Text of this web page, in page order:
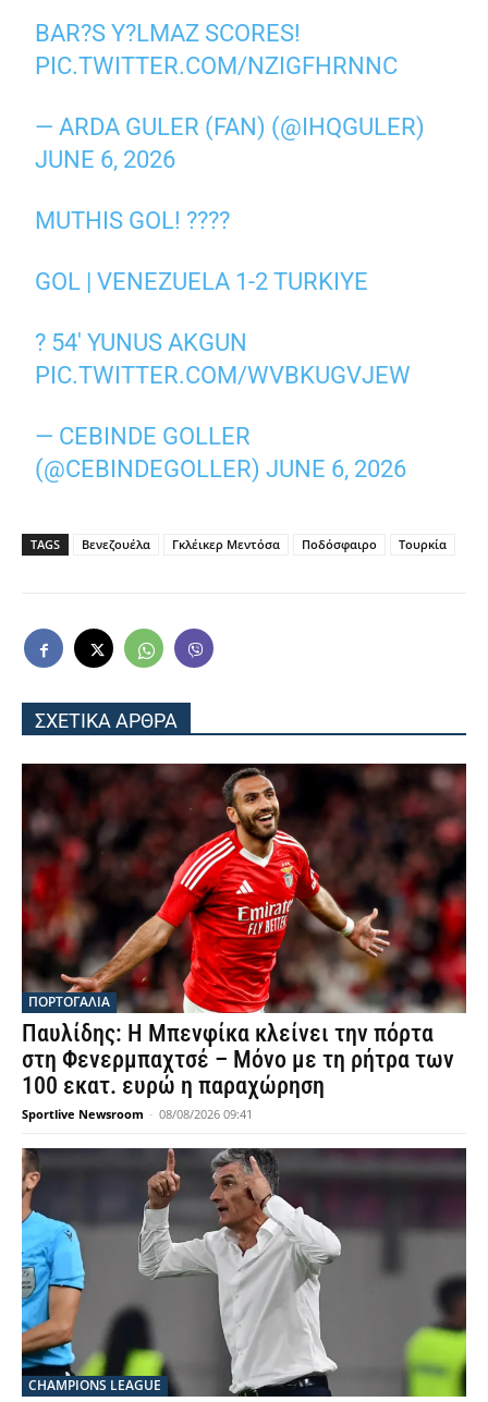
BAR?S Y?LMAZ SCORES!
PIC.TWITTER.COM/NZIGFHRNNC
— ARDA GULER (FAN) (@IHQGULER)
JUNE 6, 2026
MUTHIS GOL! ????
GOL | VENEZUELA 1-2 TURKIYE
? 54′ YUNUS AKGUN
PIC.TWITTER.COM/WVBKUGVJEW
— CEBINDE GOLLER
(@CEBINDEGOLLER)JUNE 6, 2026
TAGS Βενεζουέλα Γκλέικερ Μεντόσα Ποδόσφαιρο Τουρκία
ΣΧΕΤΙΚΑ ΑΡΘΡΑ
ΠΟΡΤΟΓΑΛΙΑ
Παυλίδης: Η Μπενφίκα κλείνει την πόρτα
στη Φενερμπαχτσέ – Μόνο με τη ρήτρα των
100 εκατ. ευρώ η παραχώρηση
Sportlive Newsroom - 08/08/2026 09:41
CHAMPIONS LEAGUE